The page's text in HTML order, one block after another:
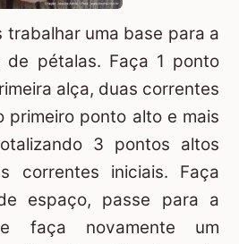
uma base para a
de pétalas. Faça 1 ponto
alça, duas correntes
primeiro ponto alto e mais
3 pontos altos
correntes iniciais. Faça
espaço, passe para a
faça novamente um